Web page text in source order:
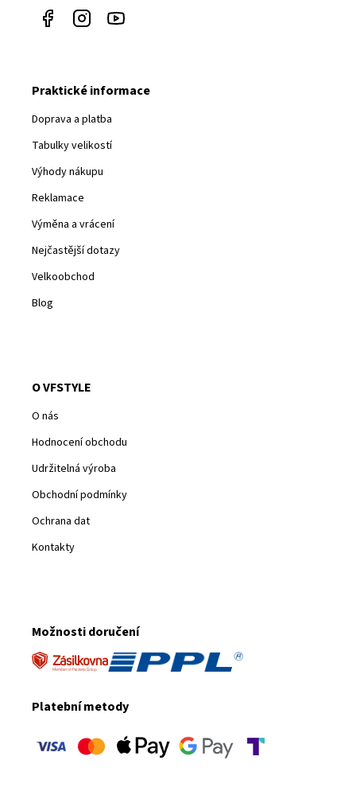
Praktické informace
Doprava a platba
Tabulky velikostí
Výhody nákupu
Reklamace
Výměna a vrácení
Nejčastější dotazy
Velkoobchod
Blog
O VFSTYLE
O nás
Hodnocení obchodu
Udržitelná výroba
Obchodní podmínky
Ochrana dat
Kontakty
Možnosti doručení
Platební metody